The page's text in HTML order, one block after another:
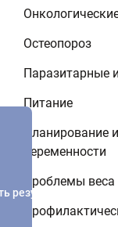
Остеопороз
Паразитарные
Питание
Планирование
беременности
Проблемы веса
результатов